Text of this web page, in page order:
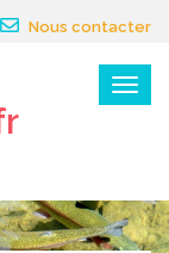
Nous contacter
Menu
×